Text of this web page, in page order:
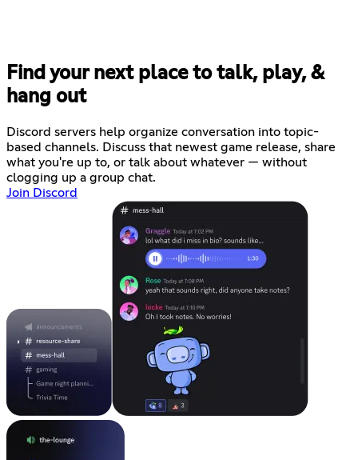
Find your next place to talk, play, &
hang out
Discord servers help organize conversation into topic-
based channels. Discuss that newest game release, share
what you're up to, or talk about whatever — without
clogging up a group chat.
Join Discord